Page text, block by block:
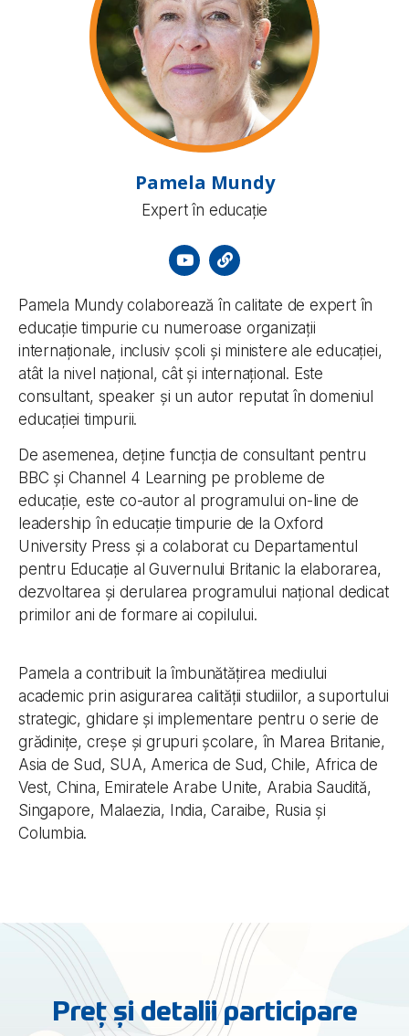
Pamela Mundy colaborează în calitate de expert în
educație timpurie cu numeroase organizații
internaționale, inclusiv școli și ministere ale educației,
atât la nivel național, cât și internațional. Este
consultant, speaker și un autor reputat în domeniul
educației timpurii.
De asemenea, deține funcția de consultant pentru
BBC și Channel 4 Learning pe probleme de
educație, este co-autor al programului on-line de
leadership în educație timpurie de la Oxford
University Press și a colaborat cu Departamentul
pentru Educație al Guvernului Britanic la elaborarea,
dezvoltarea și derularea programului național dedicat
primilor ani de formare ai copilului.
Pamela a contribuit la îmbunătățirea mediului
academic prin asigurarea calității studiilor, a suportului
strategic, ghidare și implementare pentru o serie de
grădinițe, creșe și grupuri școlare, în Marea Britanie,
Asia de Sud, SUA, America de Sud, Chile, Africa de
Vest, China, Emiratele Arabe Unite, Arabia Saudită,
Singapore, Malaezia, India, Caraibe, Rusia și
Columbia.
Pamela Mundy
Expert în educație
Preț și detalii participare